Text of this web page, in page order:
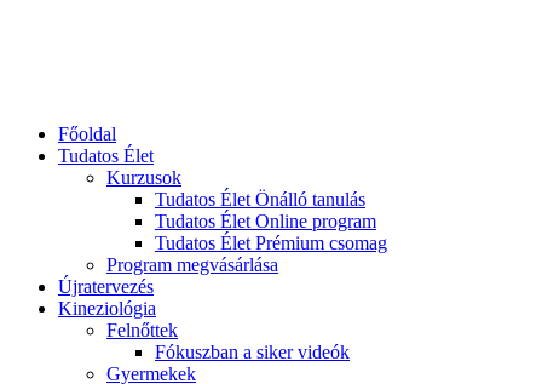
Főoldal
Tudatos Élet
Kurzusok
Tudatos Élet Önálló tanulás
Tudatos Élet Online program
Tudatos Élet Prémium csomag
Program megvásárlása
Újratervezés
Kineziológia
Felnőttek
Fókuszban a siker videók
Gyermekek